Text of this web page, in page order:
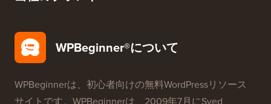
無料ブログ設定
当社のブランド